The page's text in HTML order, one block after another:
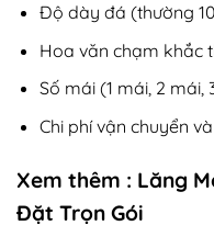
Độ dày đá (thường
Hoa văn chạm khắc
Số mái (1 mái, 2 mái,
Chi phí vận chuyển
Xem thêm : Lăng
Đặt Trọn Gói